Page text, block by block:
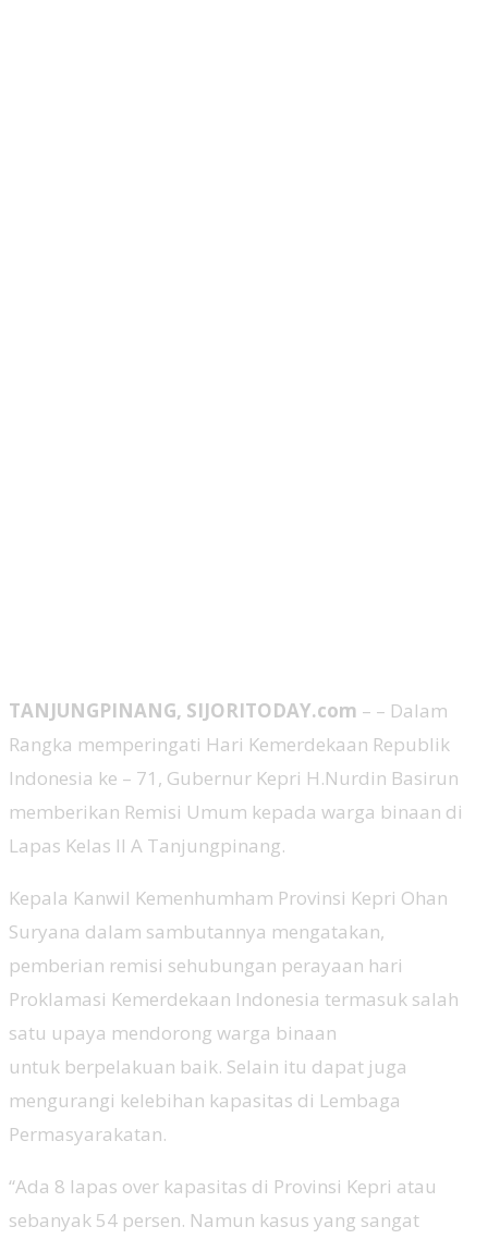
TANJUNGPINANG, SIJORITODAY.com – – Dalam
Rangka memperingati Hari Kemerdekaan Republik
Indonesia ke – 71, Gubernur Kepri H.Nurdin Basirun
memberikan Remisi Umum kepada warga binaan di
Lapas Kelas II A Tanjungpinang.
Kepala Kanwil Kemenhumham Provinsi Kepri Ohan
Suryana dalam sambutannya mengatakan,
pemberian remisi sehubungan perayaan hari
Proklamasi Kemerdekaan Indonesia termasuk salah
satu upaya mendorong warga binaan
untuk berpelakuan baik. Selain itu dapat juga
mengurangi kelebihan kapasitas di Lembaga
Permasyarakatan.
“Ada 8 lapas over kapasitas di Provinsi Kepri atau
sebanyak 54 persen. Namun kasus yang sangat